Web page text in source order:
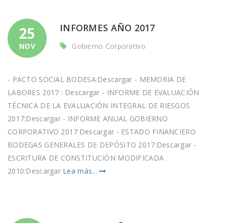
25
NOV
INFORMES AÑO 2017
Gobierno Corporativo
- PACTO SOCIAL BODESA:Descargar - MEMORIA DE
LABORES 2017 : Descargar - INFORME DE EVALUACIÓN
TÉCNICA DE LA EVALUACIÓN INTEGRAL DE RIESGOS
2017:Descargar - INFORME ANUAL GOBIERNO
CORPORATIVO 2017:Descargar - ESTADO FINANCIERO
BODEGAS GENERALES DE DEPÓSITO 2017:Descargar -
ESCRITURA DE CONSTITUCIÓN MODIFICADA
2010:Descargar Lea más...